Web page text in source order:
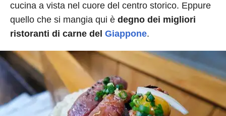
cucina a vista nel cuore del centro storico. Eppure
quello che si mangia qui è degno dei migliori
ristoranti di carne del Giappone.